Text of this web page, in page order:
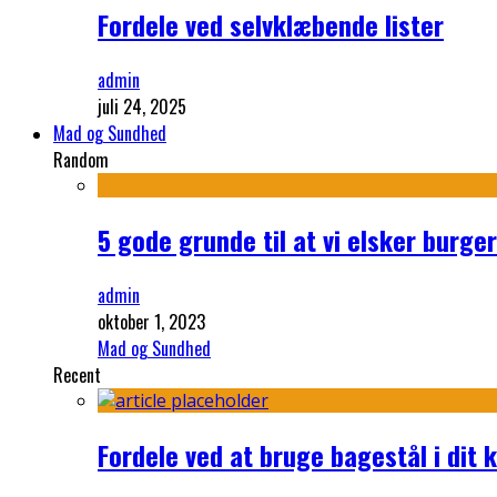
Fordele ved selvklæbende lister
admin
juli 24, 2025
Mad og Sundhed
Random
5 gode grunde til at vi elsker
admin
oktober 1, 2023
Mad og Sundhed
Recent
Fordele ved at bruge bagestål i dit